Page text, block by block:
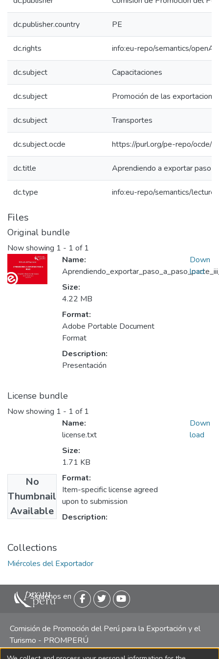
dc.publisher.country PE
dc.rights info:eu-repo/semantics/
dc.subject Capacitaciones
dc.subject Promoción de las
dc.subject Transportes
dc.subject.ocde https://purl.org/pe-repo/ocde/
dc.title Aprendiendo a exportar paso
dc.type info:eu-repo/semantics/lecture
Files
Original bundle
Now showing 1 - 1 of 1
Name:
Size:
4.22 MB
Format:
Adobe Portable Document
Format
Description:
Presentación
Down
load
License bundle
Now showing 1 - 1 of 1
No
Thumbnail
Available
Name:
license.txt
Size:
1.71 KB
Format:
Item-specific license agreed
upon to submission
Description:
Down
load
Collections
Miércoles del Exportador
Siguenos en
Comisión de Promoción del Perú para la Exportación y el
Turismo - PROMPERÚ